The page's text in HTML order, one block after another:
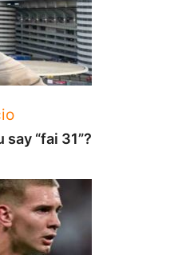
“fai 31”?